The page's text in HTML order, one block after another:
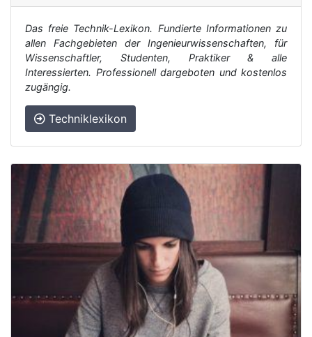
Das freie Technik-Lexikon. Fundierte Informationen zu
allen Fachgebieten der Ingenieurwissenschaften, für
Wissenschaftler, Studenten, Praktiker & alle
Interessierten. Professionell dargeboten und kostenlos
zugängig.
Techniklexikon